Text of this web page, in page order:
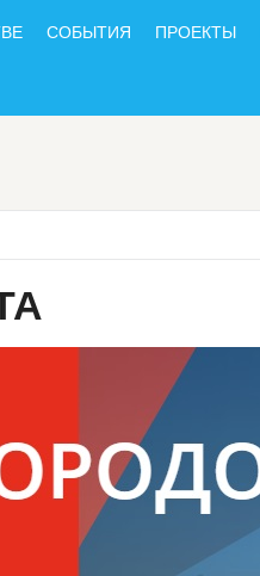
СОБЫТИЯ ПРОЕКТЫ